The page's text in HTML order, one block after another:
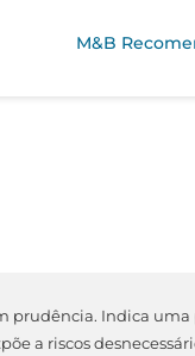
M&B
prudência. Indica uma
a riscos